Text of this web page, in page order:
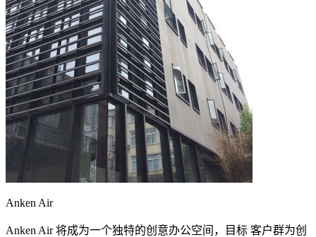
Anken Air
Anken Air 将成为一个独特的创意办公空间，目标 客户群为创